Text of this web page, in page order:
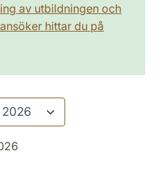
av utbildningen och
hittar du på